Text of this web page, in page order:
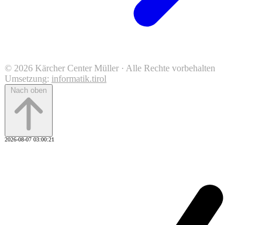
© 2026 Kärcher Center Müller · Alle Rechte vorbehalten
Umsetzung: informatik.tirol
Nach oben
2026-08-07 03:00:21